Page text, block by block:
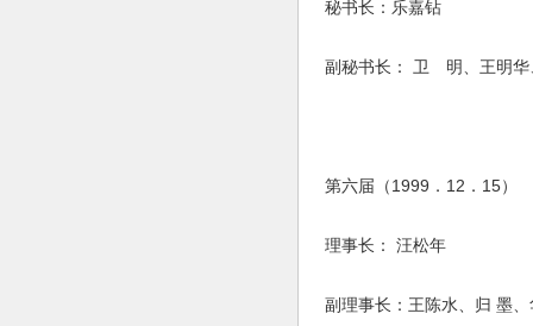
秘书长：乐嘉钻
副秘书长： 卫 明、王明华
第六届（1999．12．15）
理事长： 汪松年
副理事长：王陈水、归 墨